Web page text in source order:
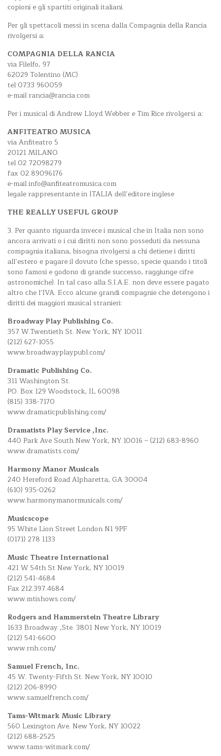
copioni e gli spartiti originali italiani.
Per gli spettacoli messi in scena dalla Compagnia della Rancia
rivolgersi a:
COMPAGNIA DELLA RANCIA
via Filelfo, 97
62029 Tolentino (MC)
tel 0733 960059
e-mail rancia@rancia.com
Per i musical di Andrew Lloyd Webber e Tim Rice rivolgersi a:
ANFITEATRO MUSICA
via Anfiteatro 5
20121 MILANO
tel 02 72098279
fax 02 89096176
e-mail info@anfiteatromusica.com
legale rappresentante in ITALIA dell’editore inglese
THE REALLY USEFUL GROUP
3. Per quanto riguarda invece i musical che in Italia non sono
ancora arrivati o i cui diritti non sono posseduti da nessuna
compagnia italiana, bisogna rivolgersi a chi detiene i diritti
all’estero e pagare il dovuto (che spesso, specie quando i titoli
sono famosi e godono di grande successo, raggiunge cifre
astronomiche). In tal caso alla S.I.A.E. non deve essere pagato
altro che l’IVA. Ecco alcune grandi compagnie che detengono i
diritti dei maggiori musical stranieri:
Broadway Play Publishing Co.
357 W.Twentieth St. New York, NY 10011
(212) 627-1055
www.broadwayplaypubl.com/
Dramatic Publishing Co.
311 Washington St.
PO. Box 129 Woodstock, IL 60098
(815) 338-7170
www.dramaticpublishing.com/
Dramatists Play Service ,Inc.
440 Park Ave South New York, NY 10016 – (212) 683-8960
www.dramatists.com/
Harmony Manor Musicals
240 Hereford Road Alpharetta, GA 30004
(610) 935-0262
www.harmonymanormusicals.com/
Musicscope
95 White Lion Street London N1 9PF
(0171) 278 1133
Music Theatre International
421 W 54th St New York, NY 10019
(212) 541-4684
Fax 212.397.4684
www.mtishows.com/
Rodgers and Hammerstein Theatre Library
1633 Broadway ,Ste. 3801 New York, NY 10019
(212) 541-6600
www.rnh.com/
Samuel French, Inc.
45 W. Twenty-Fifth St. New York, NY 10010
(212) 206-8990
www.samuelfrench.com/
Tams-Witmark Music Library
560 Lexington Ave. New York, NY 10022
(212) 688-2525
www.tams-witmark.com/